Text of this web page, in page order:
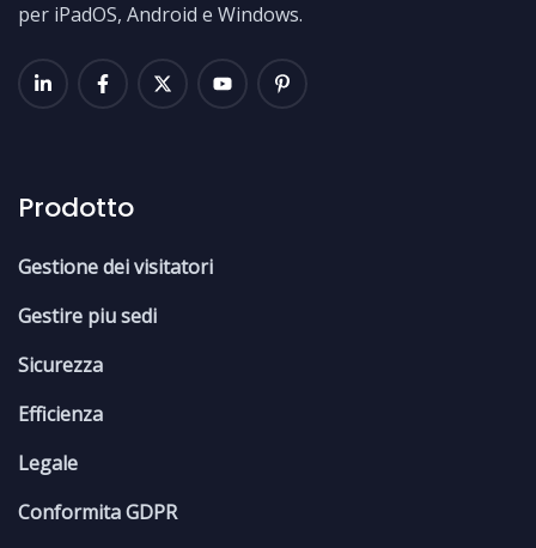
per iPadOS, Android e Windows.
Prodotto
Gestione dei visitatori
Gestire piu sedi
Sicurezza
Efficienza
Legale
Conformita GDPR